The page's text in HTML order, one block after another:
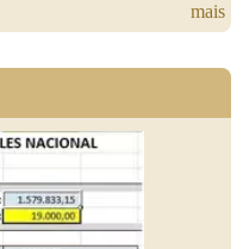
mais